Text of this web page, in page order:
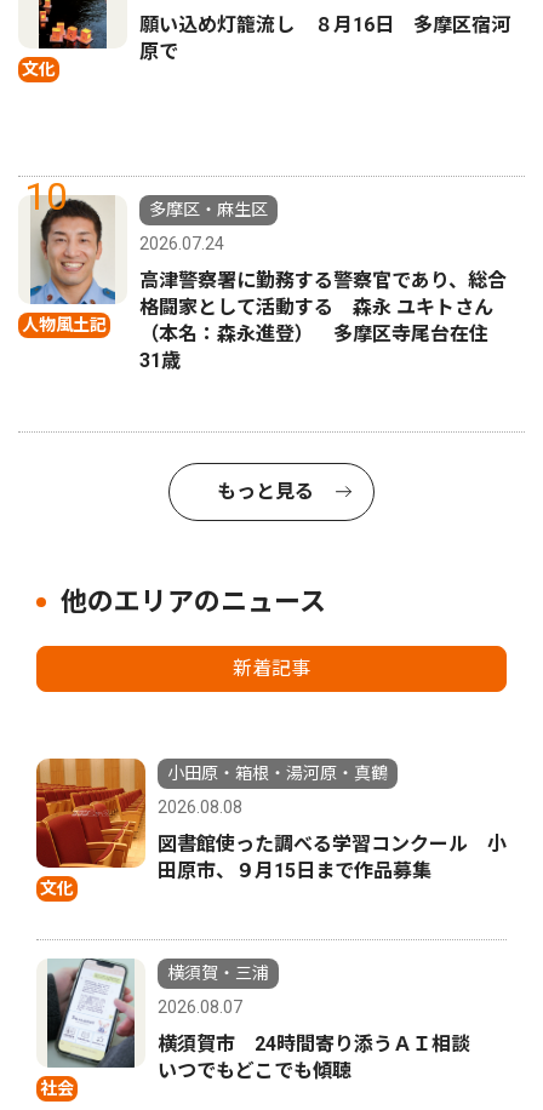
文化
願い込め灯籠流し ８月16日 多摩区宿河
原で
10
人物風土記
多摩区・麻生区
2026.07.24
高津警察署に勤務する警察官であり、総合
格闘家として活動する 森永 ユキトさん
（本名：森永進登） 多摩区寺尾台在住
31歳
もっと見る
他のエリアのニュース
新着記事
文化
小田原・箱根・湯河原・真鶴
2026.08.08
図書館使った調べる学習コンクール 小
田原市、９月15日まで作品募集
社会
横須賀・三浦
2026.08.07
横須賀市 24時間寄り添うＡＩ相談
いつでもどこでも傾聴